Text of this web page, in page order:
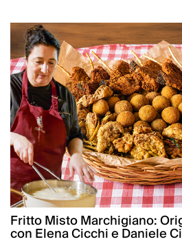
Fritto Misto Marchigiano:
con Elena Cicchi e Daniele